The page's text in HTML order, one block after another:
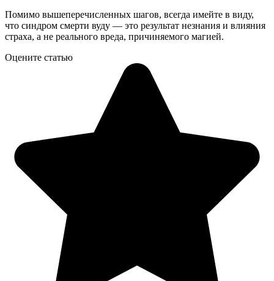
Помимо вышеперечисленных шагов, всегда имейте в виду,
что синдром смерти вуду — это результат незнания и влияния
страха, а не реального вреда, причиняемого магией.
Оцените статью